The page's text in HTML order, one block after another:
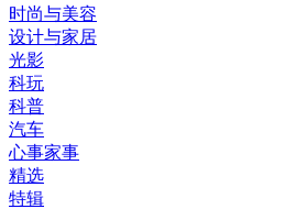
时尚与美容
设计与家居
光影
科玩
科普
汽车
心事家事
精选
特辑